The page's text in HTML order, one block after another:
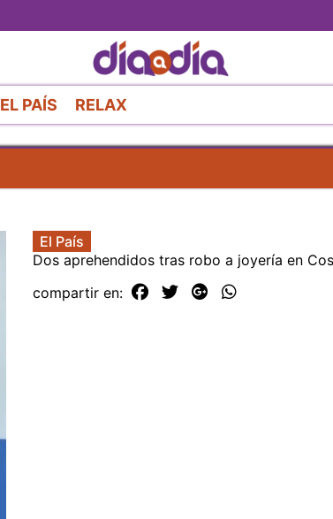
al
contenido
principal
EL PAÍS RELAX
El País
Dos aprehendidos tras robo a joyería en
compartir en: